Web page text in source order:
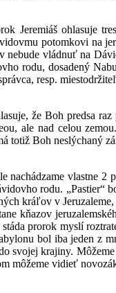
Jeremiáš ohlasuje
potomkovi na
nebude vládnuť na
rodu, dosadený
resp.
že Boh predsa
ale nad celou
totiž Boh neslýchaný
nachádzame vlastne 2
rodu. „Pastier“
kráľov v
kňazov
stáda prorok myslí
bol iba jeden z
svojej krajiny.
môžeme vidieť